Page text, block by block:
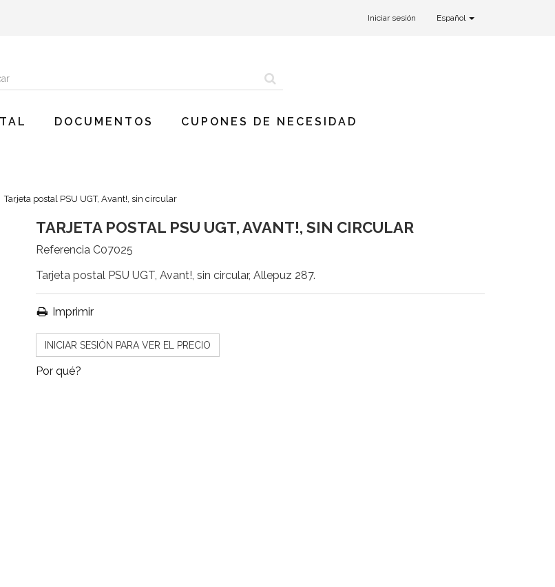
Iniciar sesión Español
DOCUMENTOS CUPONES DE NECESIDAD
Tarjeta postal PSU UGT, Avant!, sin circular
TARJETA POSTAL PSU UGT, AVANT!, SIN CIRCULAR
Referencia C07025
Tarjeta postal PSU UGT, Avant!, sin circular, Allepuz 287.
Imprimir
INICIAR SESIÓN PARA VER EL PRECIO
Por qué?